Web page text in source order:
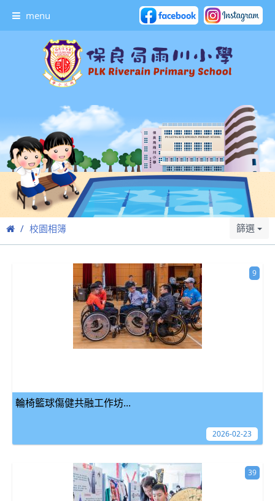
menu
校園相簿 篩選
輪椅籃球傷健共融工作坊...
9
2026-02-23
39